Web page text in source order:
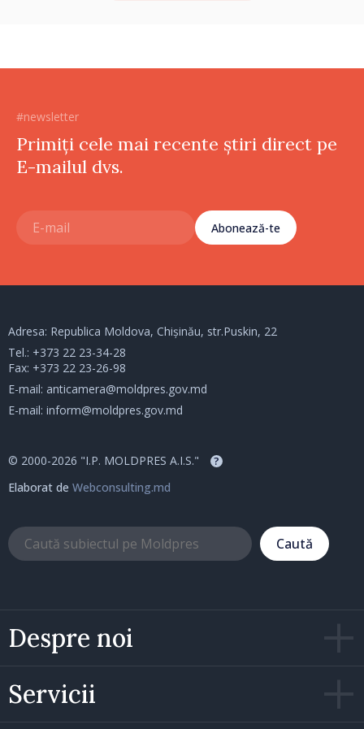
#newsletter
Primiți cele mai recente știri direct pe
E-mailul dvs.
Abonează-te
Despre noi
Servicii
Adresa: Republica Moldova, Chișinău, str.Puskin, 22
Tel.: +373 22 23-34-28
Fax: +373 22 23-26-98
E-mail: anticamera@moldpres.gov.md
E-mail: inform@moldpres.gov.md
© 2000-2026 "I.P. MOLDPRES A.I.S." ?
Elaborat de Webconsulting.md
Caută